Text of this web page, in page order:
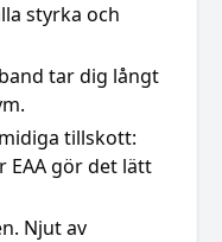
styrka och
tar dig långt
tillskott:
EAA gör det lätt
Njut av